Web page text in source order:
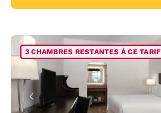
3 CHAMBRES RESTANTES À CE TARIF